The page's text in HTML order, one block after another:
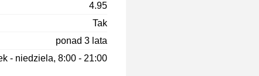
4.95
Tak
ponad 3 lata
- niedziela, 8:00 - 21:00